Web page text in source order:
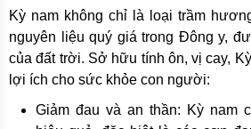
Kỳ nam không chỉ là loại trầm
nguyên liệu quý giá trong Đông y,
của đất trời. Sở hữu tính ôn, vị cay,
lợi ích cho sức khỏe con người:
Giảm đau và an thần: Kỳ nam